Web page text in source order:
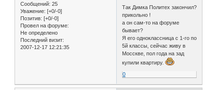
Сообщений: 25
Уважение: [+0/-0]
Позитив: [+0/-0]
Провел на форуме:
Не определено
Последний визит:
2007-12-17 12:21:35
Так Димка Политех закончил?
прикольно !
а он сам-то на форуме
бывает?
Я его одноклассница с 1-го по
5й классы, сейчас живу в
Мосскве, пол года на зад
купили квартиру.
0